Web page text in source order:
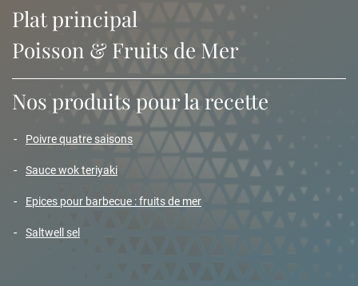
Plat principal
Poisson & Fruits de Mer
Nos produits pour la recette
poivre quatre saisons
sauce wok teriyaki
epices pour barbecue : fruits de mer
saltwell sel